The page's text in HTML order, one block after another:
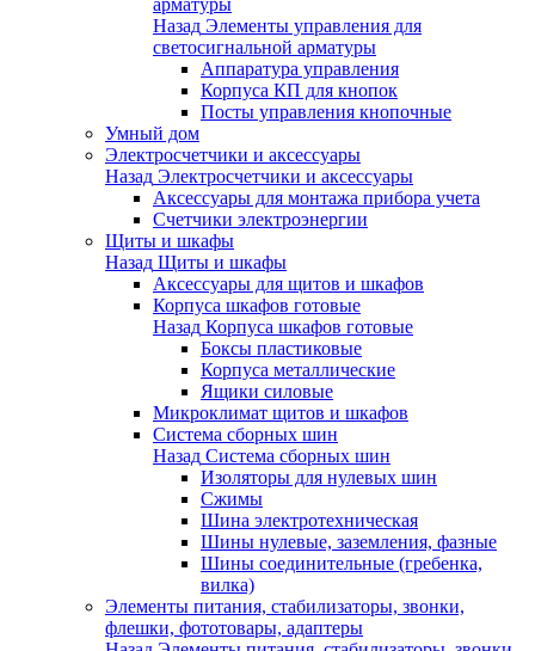
арматуры
Назад Элементы управления для
светосигнальной арматуры
Аппаратура управления
Корпуса КП для кнопок
Посты управления кнопочные
Умный дом
Электросчетчики и аксессуары
Назад Электросчетчики и аксессуары
Аксессуары для монтажа прибора учета
Счетчики электроэнергии
Щиты и шкафы
Назад Щиты и шкафы
Аксессуары для щитов и шкафов
Корпуса шкафов готовые
Назад Корпуса шкафов готовые
Боксы пластиковые
Корпуса металлические
Ящики силовые
Микроклимат щитов и шкафов
Система сборных шин
Назад Система сборных шин
Изоляторы для нулевых шин
Сжимы
Шина электротехническая
Шины нулевые, заземления, фазные
Шины соединительные (гребенка,
вилка)
Элементы питания, стабилизаторы, звонки,
флешки, фототовары, адаптеры